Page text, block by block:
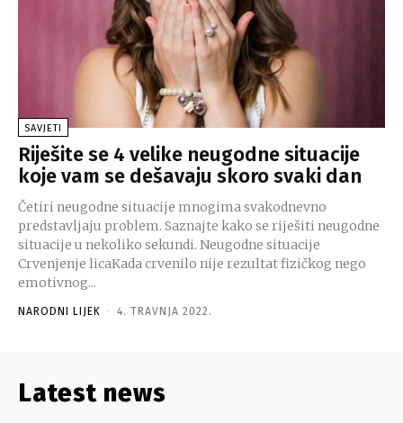
SAVJETI
Riješite se 4 velike neugodne situacije
koje vam se dešavaju skoro svaki dan
Četiri neugodne situacije mnogima svakodnevno
predstavljaju problem. Saznajte kako se riješiti neugodne
situacije u nekoliko sekundi. Neugodne situacije
Crvenjenje licaKada crvenilo nije rezultat fizičkog nego
emotivnog...
NARODNI LIJEK - 4. TRAVNJA 2022.
Latest news